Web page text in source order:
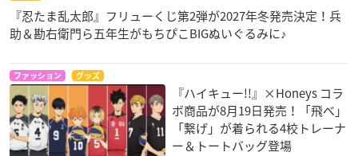
『忍たま乱太郎』フリューくじ第2弾が2027年冬発売決定！兵
助＆勘右衛門ら五年生がもちぴこBIGぬいぐるみに♪
ファッション グッズ
『ハイキュー!!』×Honeys コラ
ボ商品が8月19日発売！「飛べ」
「繋げ」が着られる4校トレーナ
ー＆トートバッグ登場